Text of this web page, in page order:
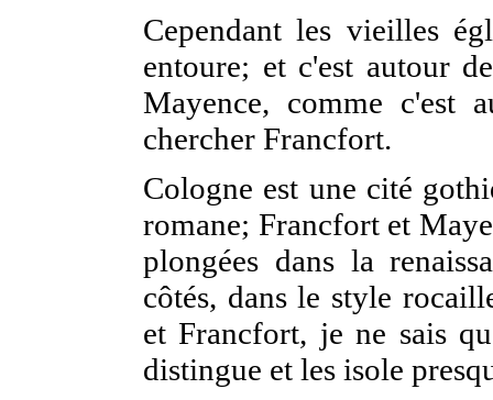
Cependant les vieilles
entoure; et c'est autour
Mayence, comme c'est
chercher Francfort.
Cologne est une cité
romane; Francfort et
plongées dans la
côtés, dans le style
et Francfort, je ne sais
distingue et les isole